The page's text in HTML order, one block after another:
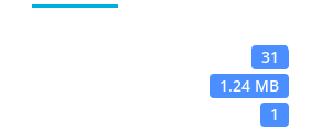
31
1.24 MB
1